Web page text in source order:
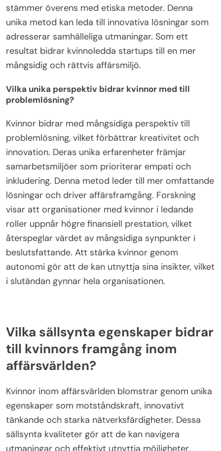
stämmer överens med etiska metoder. Denna
unika metod kan leda till innovativa lösningar som
adresserar samhälleliga utmaningar. Som ett
resultat bidrar kvinnoledda startups till en mer
mångsidig och rättvis affärsmiljö.
Vilka unika perspektiv bidrar kvinnor med till
problemlösning?
Kvinnor bidrar med mångsidiga perspektiv till
problemlösning, vilket förbättrar kreativitet och
innovation. Deras unika erfarenheter främjar
samarbetsmiljöer som prioriterar empati och
inkludering. Denna metod leder till mer omfattande
lösningar och driver affärsframgång. Forskning
visar att organisationer med kvinnor i ledande
roller uppnår högre finansiell prestation, vilket
återspeglar värdet av mångsidiga synpunkter i
beslutsfattande. Att stärka kvinnor genom
autonomi gör att de kan utnyttja sina insikter, vilket
i slutändan gynnar hela organisationen.
Vilka sällsynta egenskaper bidrar
till kvinnors framgång inom
affärsvärlden?
Kvinnor inom affärsvärlden blomstrar genom unika
egenskaper som motståndskraft, innovativt
tänkande och starka nätverksfärdigheter. Dessa
sällsynta kvaliteter gör att de kan navigera
utmaningar och effektivt utnyttja möjligheter.